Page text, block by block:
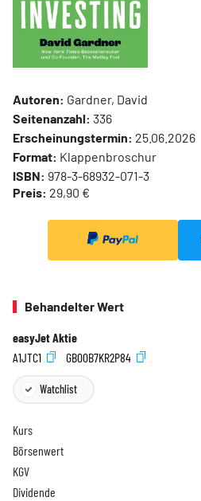
Autoren: Gardner, David
Seitenanzahl: 336
Erscheinungstermin: 25.06.2026
Format: Klappenbroschur
ISBN: 978-3-68932-071-3
Preis: 29,90 €
Behandelter Wert
easyJet Aktie
A1JTC1
GB00B7KR2P84
Watchlist
Kurs
Börsenwert
KGV
Dividende